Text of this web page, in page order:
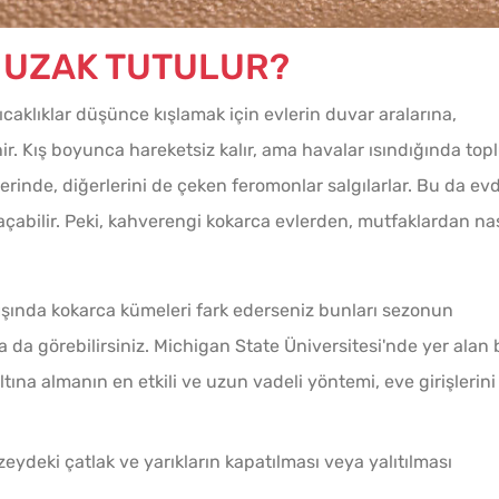
TUTULUR?
düşünce kışlamak için evlerin duvar aralarına,
Kış boyunca hareketsiz kalır, ama havalar ısındığında
diğerlerini de çeken feromonlar salgılarlar. Bu da
Peki, kahverengi kokarca evlerden, mutfaklardan
kokarca kümeleri fark ederseniz bunları sezonun
da görebilirsiniz. Michigan State Üniversitesi'nde yer alan
almanın en etkili ve uzun vadeli yöntemi, eve girişlerini
çatlak ve yarıkların kapatılması veya yalıtılması